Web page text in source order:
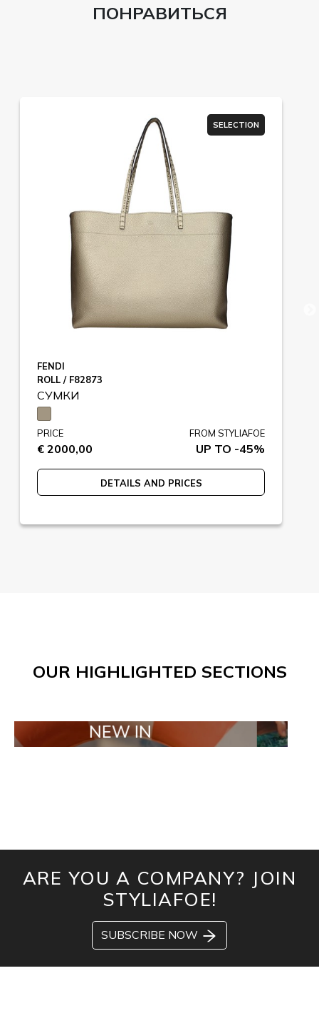
ПОНРАВИТЬСЯ
SELECTION
FENDI
ROLL / F82873
СУМКИ
PRICE
€ 2000,00
FROM STYLIAFOE
UP TO -45%
DETAILS AND PRICES
OUR HIGHLIGHTED SECTIONS
NEW IN TAILOR
ARE YOU A COMPANY? JOIN
STYLIAFOE!
SUBSCRIBE NOW